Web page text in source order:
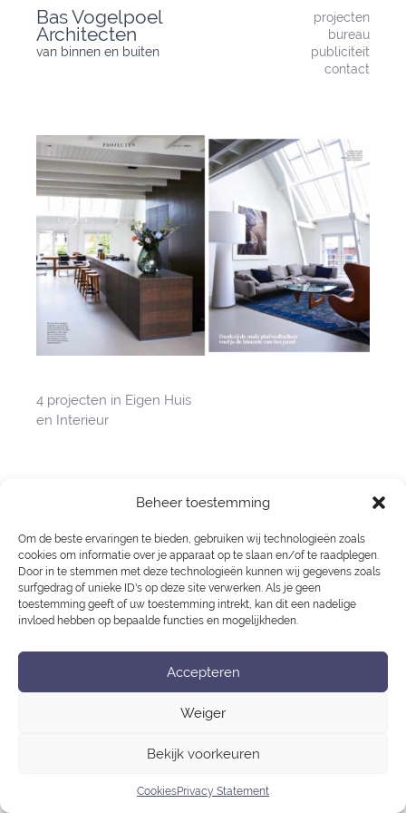
Beheer toestemming
Om de beste ervaringen te bieden, gebruiken wij technologieën zoals
cookies om informatie over je apparaat op te slaan en/of te raadplegen.
Door in te stemmen met deze technologieën kunnen wij gegevens zoals
surfgedrag of unieke ID's op deze site verwerken. Als je geen
toestemming geeft of uw toestemming intrekt, kan dit een nadelige
invloed hebben op bepaalde functies en mogelijkheden.
Accepteren
Weiger
Bekijk voorkeuren
CookiesPrivacy Statement
content
Bas Vogelpoel
Architecten
van binnen en buiten
projecten
bureau
publiciteit
contact
Bericht
4 projecten in Eigen Huis
en Interieur